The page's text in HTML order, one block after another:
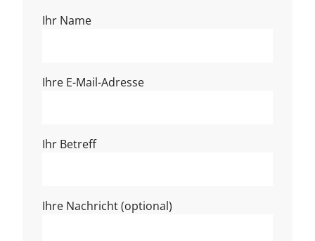
Ihr Name
Ihre E-Mail-Adresse
Ihr Betreff
Ihre Nachricht (optional)